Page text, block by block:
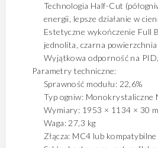
Technologia Half-Cut
energii, lepsze działanie w
Estetyczne wykończenie Full
jednolita, czarna powierzchnia
Wyjątkowa odporność na
Parametry techniczne:
Sprawność modułu: 22,6%
Typ ogniw: Monokrystaliczne
Wymiary: 1953 × 1134 × 30
Waga: 27,3 kg
Złącza: MC4 lub kompatybilne